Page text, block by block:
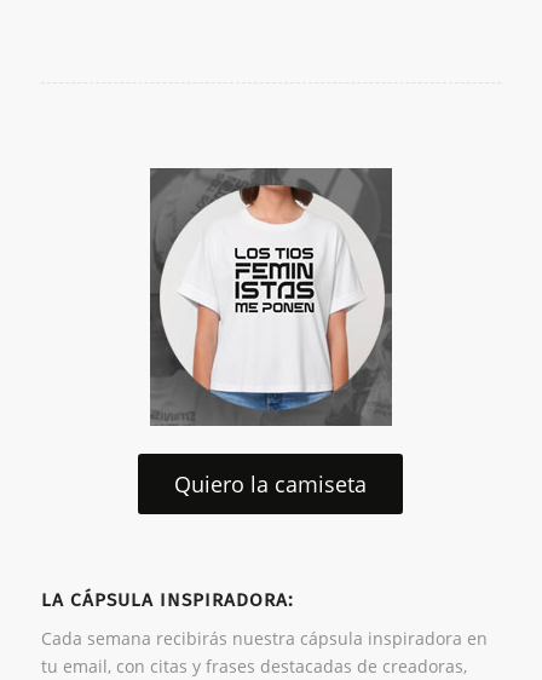
Quiero la camiseta
LA CÁPSULA INSPIRADORA:
Cada semana recibirás nuestra cápsula inspiradora en
tu email, con citas y frases destacadas de creadoras,